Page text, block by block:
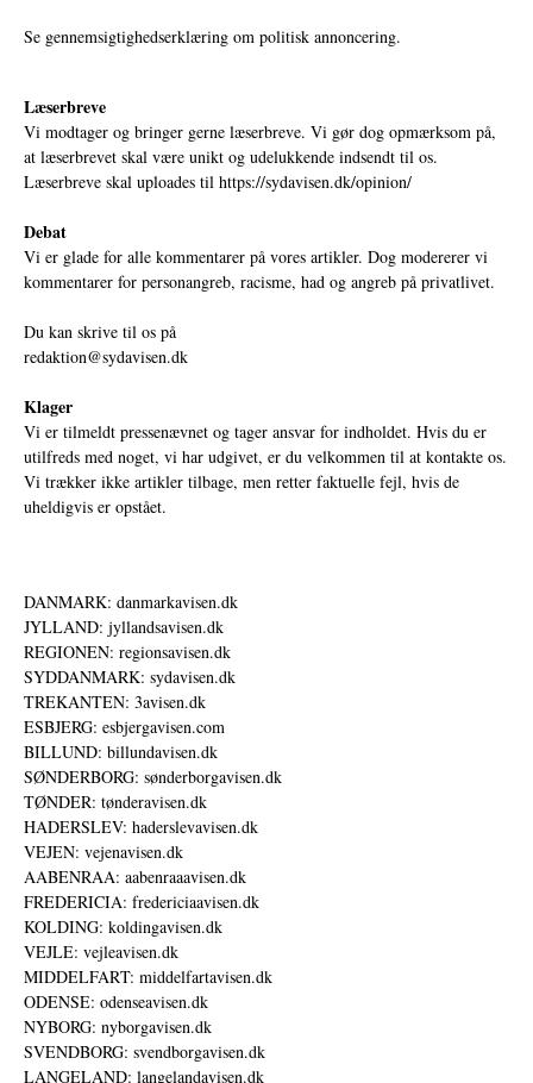
Se gennemsigtighedserklæring om politisk annoncering.
Læserbreve
Vi modtager og bringer gerne læserbreve. Vi gør dog opmærksom på,
at læserbrevet skal være unikt og udelukkende indsendt til os.
Læserbreve skal uploades til https://sydavisen.dk/opinion/
Debat
Vi er glade for alle kommentarer på vores artikler. Dog modererer vi
kommentarer for personangreb, racisme, had og angreb på privatlivet.
Du kan skrive til os på
redaktion@sydavisen.dk
Klager
Vi er tilmeldt pressenævnet og tager ansvar for indholdet. Hvis du er
utilfreds med noget, vi har udgivet, er du velkommen til at kontakte os.
Vi trækker ikke artikler tilbage, men retter faktuelle fejl, hvis de
uheldigvis er opstået.
DANMARK: danmarkavisen.dk
JYLLAND: jyllandsavisen.dk
REGIONEN: regionsavisen.dk
SYDDANMARK: sydavisen.dk
TREKANTEN: 3avisen.dk
ESBJERG: esbjergavisen.com
BILLUND: billundavisen.dk
SØNDERBORG: sønderborgavisen.dk
TØNDER: tønderavisen.dk
HADERSLEV: haderslevavisen.dk
VEJEN: vejenavisen.dk
AABENRAA: aabenraaavisen.dk
FREDERICIA: fredericiaavisen.dk
KOLDING: koldingavisen.dk
VEJLE: vejleavisen.dk
MIDDELFART: middelfartavisen.dk
ODENSE: odenseavisen.dk
NYBORG: nyborgavisen.dk
SVENDBORG: svendborgavisen.dk
LANGELAND: langelandavisen.dk